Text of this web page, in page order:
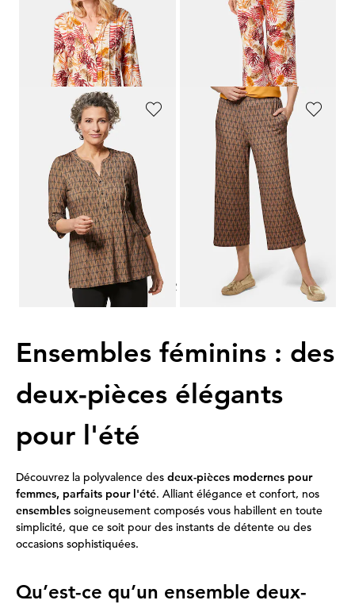
Belle tunique imprimée
99,95 €
Meilleur prix sur 30 jours** : 49,95 €
Pantalon imprimé
99,95 €
Meilleur prix sur 30 jours** : 49,95 €
Belle tunique imprimée
39,95 €99,95 €
Meilleur prix sur 30 jours** : 49,95 €
GOLDNER
99,95 €
Meilleur prix sur 30 jours** : 49,95 €
1 2
Ensembles féminins : des
deux-pièces élégants
pour l'été
Découvrez la polyvalence des deux-pièces modernes pour
femmes, parfaits pour l'été. Alliant élégance et confort, nos
ensembles soigneusement composés vous habillent en toute
simplicité, que ce soit pour des instants de détente ou des
occasions sophistiquées.
Qu’est-ce qu’un ensemble deux-